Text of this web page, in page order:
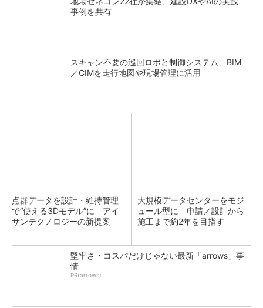
事例を共有
スキャン不要の巡回ロボと制御システム BIM
／CIMを走行地図や現場管理に活用
点群データを設計・維持管理
で“使える3Dモデル”に アイ
サンテクノロジーの新提案
大規模データセンターをモジ
ュール型に 申請／設計から
施工まで約2年を目指す
堅牢さ・コスパだけじゃない最新「arrows」事
情
PR(arrows)